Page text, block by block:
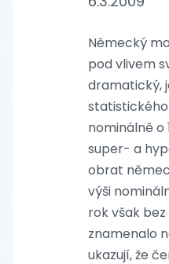
Německý
pod vlivem
dramatický,
nominálně o
super- a
obrat
výši
rok však
znamenalo
ukazují, že